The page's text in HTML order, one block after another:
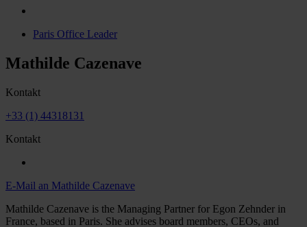
Paris Office Leader
Mathilde Cazenave
Kontakt
+33 (1) 44318131
Kontakt
E-Mail an Mathilde Cazenave
Mathilde Cazenave is the Managing Partner for Egon Zehnder in
France, based in Paris. She advises board members, CEOs, and